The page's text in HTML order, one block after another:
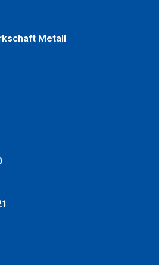
Metall